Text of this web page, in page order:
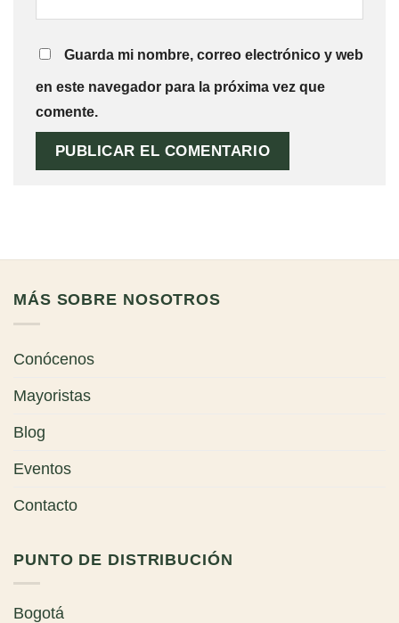
Guarda mi nombre, correo electrónico y web
en este navegador para la próxima vez que
comente.
MÁS SOBRE NOSOTROS
Conócenos
Mayoristas
Blog
Eventos
Contacto
PUNTO DE DISTRIBUCIÓN
Bogotá